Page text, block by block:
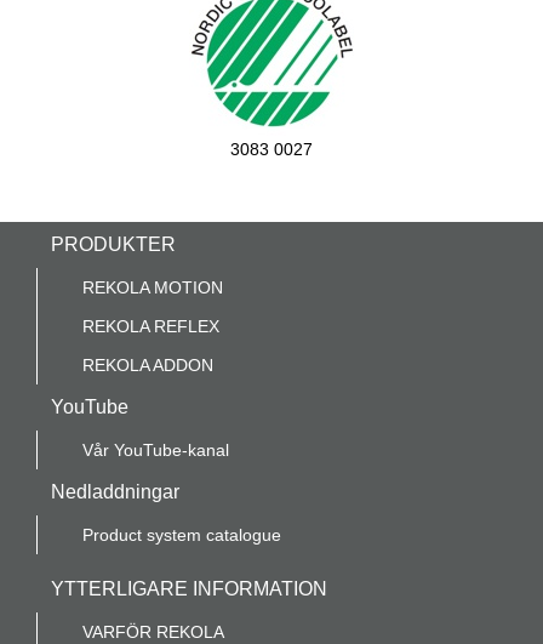
3083 0027
PRODUKTER
REKOLA MOTION
REKOLA REFLEX
REKOLA ADDON
YouTube
Vår YouTube-kanal
Nedladdningar
Product system catalogue
YTTERLIGARE INFORMATION
VARFÖR REKOLA